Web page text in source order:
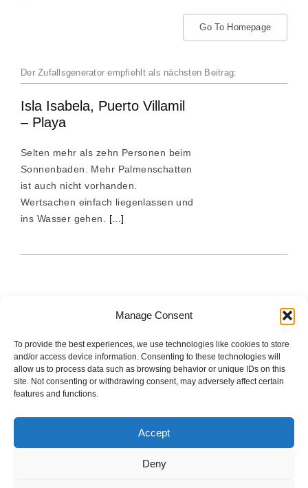
Manage Consent
To provide the best experiences, we use technologies like cookies to store
and/or access device information. Consenting to these technologies will
allow us to process data such as browsing behavior or unique IDs on this
site. Not consenting or withdrawing consent, may adversely affect certain
features and functions.
Accept
Deny
Go To Homepage
Der Zufallsgenerator empfiehlt als nächsten Beitrag:
Isla Isabela, Puerto Villamil
– Playa
Selten mehr als zehn Personen beim
Sonnenbaden. Mehr Palmenschatten
ist auch nicht vorhanden.
Wertsachen einfach liegenlassen und
ins Wasser gehen. [...]
The good stuff is on Spotify.
Impressum
Datenschutzerklärung